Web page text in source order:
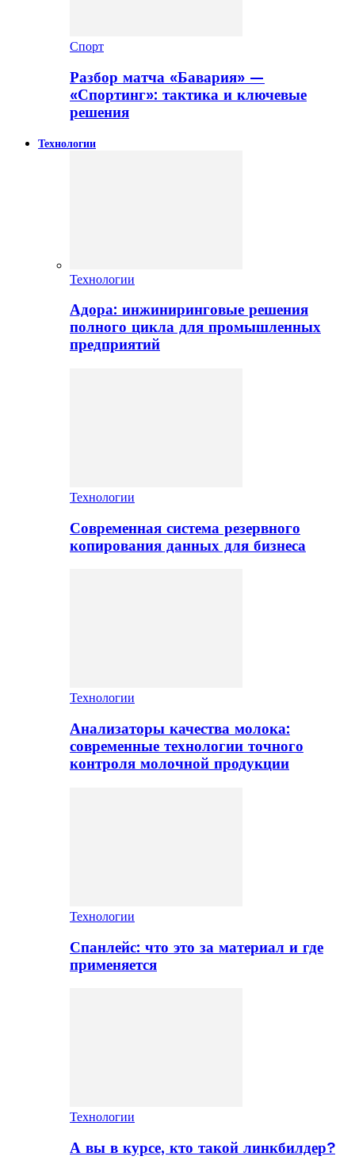
Спорт
Разбор матча «Бавария» —
«Спортинг»: тактика и ключевые
решения
Технологии
Технологии
Адора: инжиниринговые решения
полного цикла для промышленных
предприятий
Технологии
Современная система резервного
копирования данных для бизнеса
Технологии
Анализаторы качества молока:
современные технологии точного
контроля молочной продукции
Технологии
Спанлейс: что это за материал и где
применяется
Технологии
А вы в курсе, кто такой линкбилдер?